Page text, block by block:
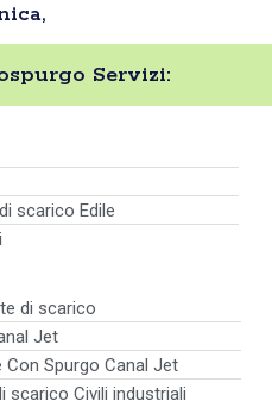
Servizi:
scarico Edile
di scarico
Jet
Spurgo Canal Jet
scarico Civili industriali